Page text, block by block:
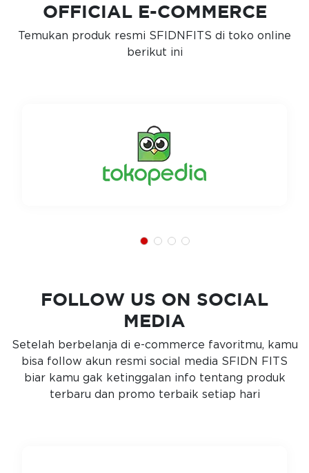
OFFICIAL E-COMMERCE
Temukan produk resmi SFIDNFITS di toko online
berikut ini
FOLLOW US ON SOCIAL
MEDIA
Setelah berbelanja di e-commerce favoritmu, kamu
bisa follow akun resmi social media SFIDN FITS
biar kamu gak ketinggalan info tentang produk
terbaru dan promo terbaik setiap hari